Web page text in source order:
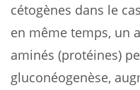
cétogènes dans le
en même temps, un
aminés (protéines)
gluconéogenèse,